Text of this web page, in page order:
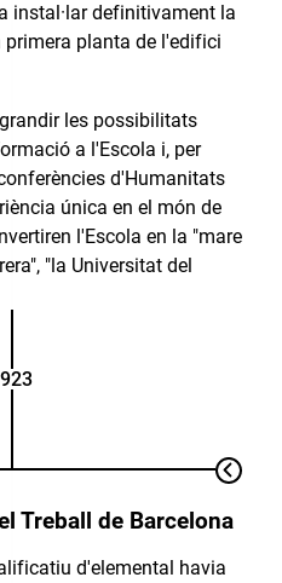
instal·lar definitivament la
planta de l'edifici
les possibilitats
a l'Escola i, per
d'Humanitats
única en el món de
l'Escola en la "mare
"la Universitat del
Treball de Barcelona
d'elemental havia